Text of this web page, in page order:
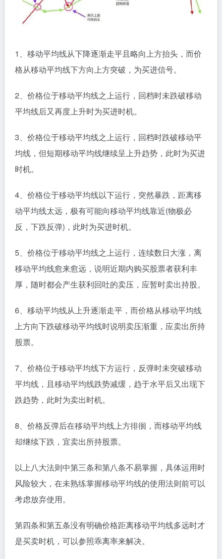
1、移动平均线从下降逐渐走平且略向上方抬头，而价
格从移动平均线下方向上方突破，为买进信号。
2、价格位于移动平均线之上运行，回档时未跌破移动
平均线后又再度上升时为买进时机。
3、价格位于移动平均线之上运行，回档时跌破移动平
均线，但短期移动平均线继续呈上升趋势，此时为买进
时机。
4、价格位于移动平均线以下运行，突然暴跌，距离移
动平均线太远，极有可能向移动平均线靠近(物极必
反，下跌反弹)，此时为买进时机。
5、价格位于移动平均线之上运行，连续数日大涨，离
移动平均线愈来愈远，说明近期内购买股票者获利丰
厚，随时都会产生获利回吐的卖压，应暂时卖出持股。
6、移动平均线从上升逐渐走平，而价格从移动平均线
上方向下跌破移动平均线时说明卖压渐重，应卖出所持
股票。
7、价格位于移动平均线下方运行，反弹时未突破移动
平均线，且移动平均线跌势减缓，趋于水平后又出现下
跌趋势，此时为卖出时机。
8、价格反弹后在移动平均线上方徘徊，而移动平均线
却继续下跌，宜卖出所持股票。
以上八大法则中第三条和第八条不易掌握，具体运用时
风险较大，在未熟练掌握移动平均线的使用法则前可以
考虑放弃使用。
第四条和第五条没有明确价格距离移动平均线多远时才
是买卖时机，可以参照乖离率来解决。